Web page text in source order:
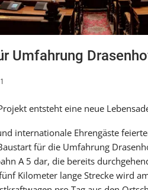
Umfahrung
entsteht eine neue
internationale Ehrengäste
für die Umfahrung
A 5 dar, die bereits
Kilometer lange Strecke wird